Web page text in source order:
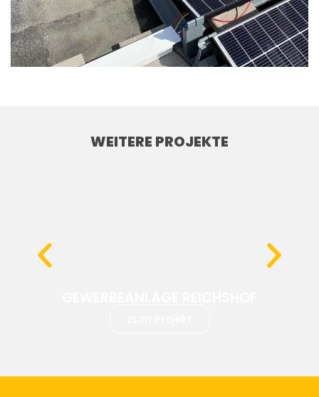
WEITERE PROJEKTE